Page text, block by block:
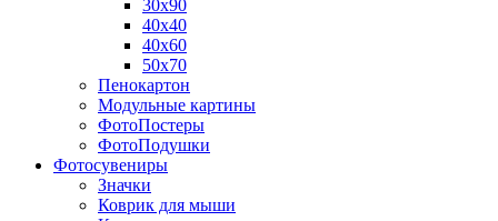
30х90
40х40
40х60
50х70
Пенокартон
Модульные картины
ФотоПостеры
ФотоПодушки
Фотоcувениры
Значки
Коврик для мыши